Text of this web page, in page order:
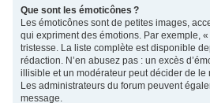
Que sont les émoticônes ?
Les émoticônes sont de petites images,
qui expriment des émotions. Par exemple,
tristesse. La liste complète est disponible
rédaction. N’en abusez pas : un excès
illisible et un modérateur peut décider de le
Les administrateurs du forum peuvent
message.